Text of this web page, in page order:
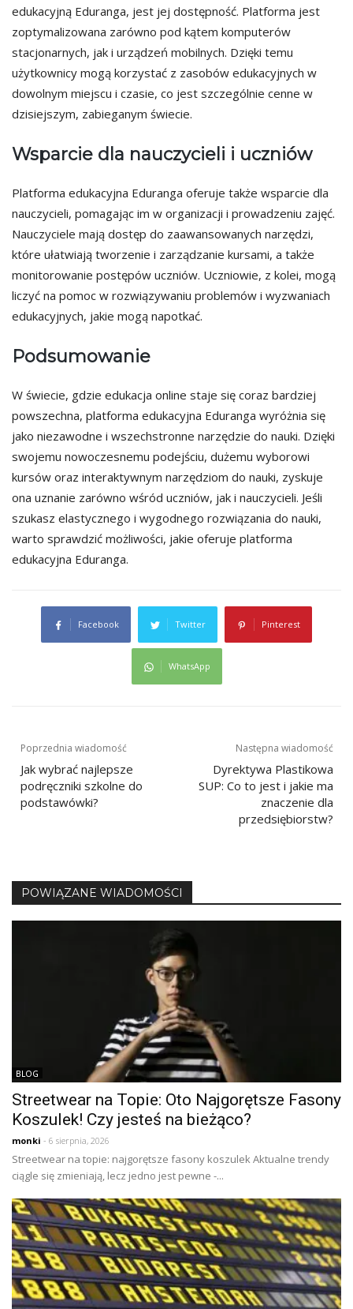
edukacyjną Eduranga, jest jej dostępność. Platforma jest
zoptymalizowana zarówno pod kątem komputerów
stacjonarnych, jak i urządzeń mobilnych. Dzięki temu
użytkownicy mogą korzystać z zasobów edukacyjnych w
dowolnym miejscu i czasie, co jest szczególnie cenne w
dzisiejszym, zabieganym świecie.
Wsparcie dla nauczycieli i uczniów
Platforma edukacyjna Eduranga oferuje także wsparcie dla
nauczycieli, pomagając im w organizacji i prowadzeniu zajęć.
Nauczyciele mają dostęp do zaawansowanych narzędzi,
które ułatwiają tworzenie i zarządzanie kursami, a także
monitorowanie postępów uczniów. Uczniowie, z kolei, mogą
liczyć na pomoc w rozwiązywaniu problemów i wyzwaniach
edukacyjnych, jakie mogą napotkać.
Podsumowanie
W świecie, gdzie edukacja online staje się coraz bardziej
powszechna, platforma edukacyjna Eduranga wyróżnia się
jako niezawodne i wszechstronne narzędzie do nauki. Dzięki
swojemu nowoczesnemu podejściu, dużemu wyborowi
kursów oraz interaktywnym narzędziom do nauki, zyskuje
ona uznanie zarówno wśród uczniów, jak i nauczycieli. Jeśli
szukasz elastycznego i wygodnego rozwiązania do nauki,
warto sprawdzić możliwości, jakie oferuje platforma
edukacyjna Eduranga.
Facebook Twitter Pinterest
WhatsApp
Nawigacja
wpisu
Poprzednia wiadomość
Jak wybrać najlepsze
podręczniki szkolne do
podstawówki?
Następna wiadomość
Dyrektywa Plastikowa
SUP: Co to jest i jakie ma
znaczenie dla
przedsiębiorstw?
POWIĄZANE WIADOMOŚCI
BLOG
Streetwear na Topie: Oto Najgorętsze Fasony
Koszulek! Czy jesteś na bieżąco?
monki - 6 sierpnia, 2026
Streetwear na topie: najgorętsze fasony koszulek Aktualne trendy
ciągle się zmieniają, lecz jedno jest pewne -...